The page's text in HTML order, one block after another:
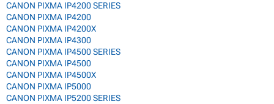
CANON PIXMA IP4200 SERIES
CANON PIXMA IP4200
CANON PIXMA IP4200X
CANON PIXMA IP4300
CANON PIXMA IP4500 SERIES
CANON PIXMA IP4500
CANON PIXMA IP4500X
CANON PIXMA IP5000
CANON PIXMA IP5200 SERIES